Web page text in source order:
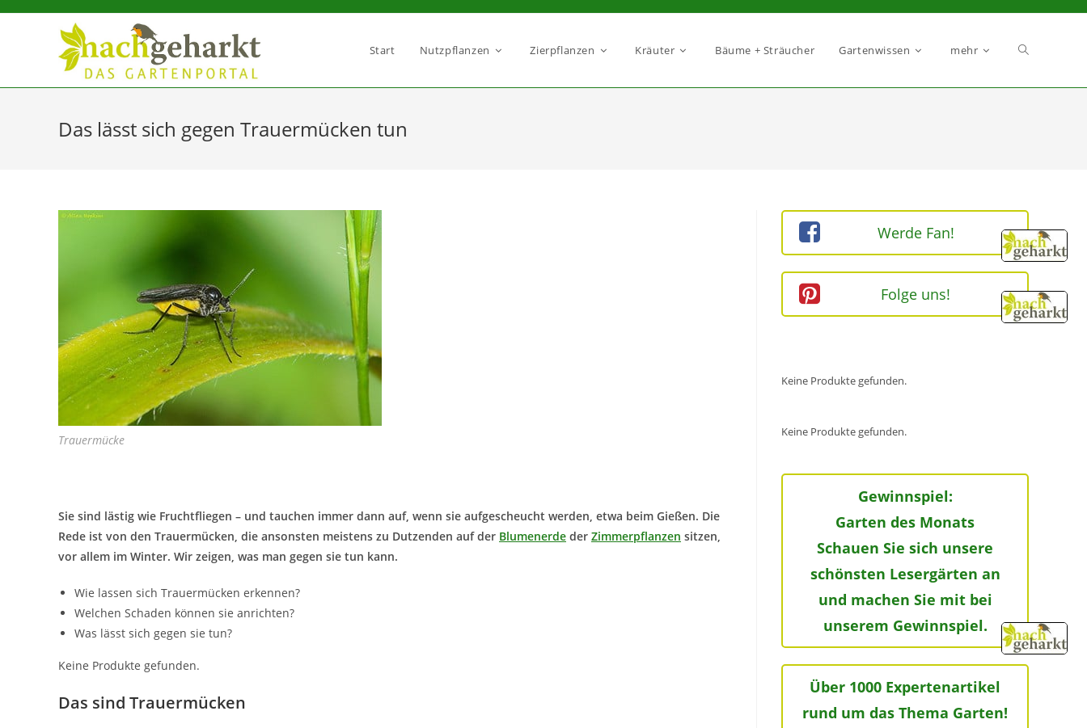
Sidebar-
Start Nutzpflanzen Zierpflanzen Kräuter Bäume + Sträucher Gartenwissen mehr
Das lässt sich gegen Trauermücken tun
Trauermücke
Sie sind lästig wie Fruchtfliegen – und tauchen immer dann auf, wenn sie aufgescheucht werden, etwa beim Gießen. Die
Rede ist von den Trauermücken, die ansonsten meistens zu Dutzenden auf der Blumenerde der Zimmerpflanzen sitzen,
vor allem im Winter. Wir zeigen, was man gegen sie tun kann.
Wie lassen sich Trauermücken erkennen?
Welchen Schaden können sie anrichten?
Was lässt sich gegen sie tun?
Keine Produkte gefunden.
Das sind Trauermücken
Werde Fan!
Folge uns!
Keine Produkte gefunden.
Keine Produkte gefunden.
Gewinnspiel:
Garten des Monats
Schauen Sie sich unsere
schönsten Lesergärten an
und machen Sie mit bei
unserem Gewinnspiel.
Über 1000 Expertenartikel
rund um das Thema Garten!